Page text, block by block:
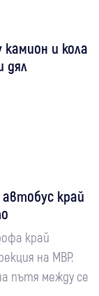
и кола
дял
край
край
на МВР.
пътя между се